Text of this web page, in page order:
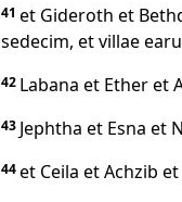
41 et Gideroth et
sedecim, et villae
42 Labana et Ether et
43 Jephtha et Esna et
44et Ceila et Achzib